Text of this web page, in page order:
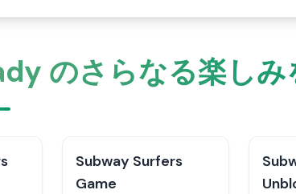
のさらなる楽しみ
Subway Surfers
Game